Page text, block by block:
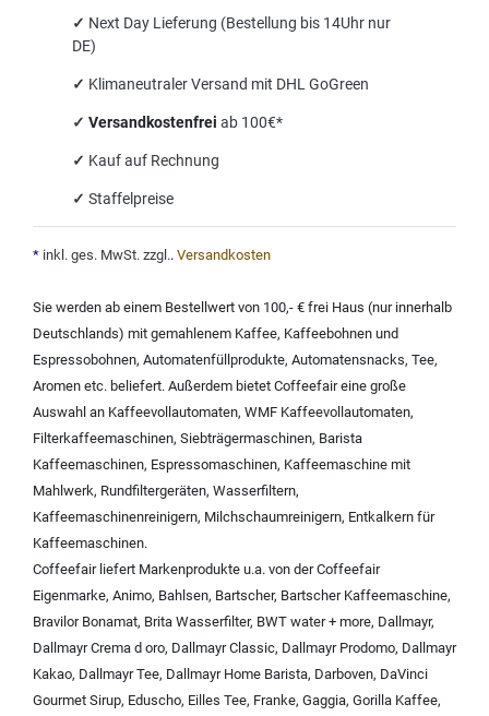
✓ Next Day Lieferung (Bestellung bis 14Uhr nur
DE)
✓ Klimaneutraler Versand mit DHL GoGreen
✓ Versandkostenfrei ab 100€*
✓ Kauf auf Rechnung
✓ Staffelpreise
* inkl. ges. MwSt. zzgl.. Versandkosten
Sie werden ab einem Bestellwert von 100,- € frei Haus (nur innerhalb
Deutschlands) mit gemahlenem Kaffee, Kaffeebohnen und
Espressobohnen, Automatenfüllprodukte, Automatensnacks, Tee,
Aromen etc. beliefert. Außerdem bietet Coffeefair eine große
Auswahl an Kaffeevollautomaten, WMF Kaffeevollautomaten,
Filterkaffeemaschinen, Siebträgermaschinen, Barista
Kaffeemaschinen, Espressomaschinen, Kaffeemaschine mit
Mahlwerk, Rundfiltergeräten, Wasserfiltern,
Kaffeemaschinenreinigern, Milchschaumreinigern, Entkalkern für
Kaffeemaschinen.
Coffeefair liefert Markenprodukte u.a. von derCoffeefair
Eigenmarke, Animo, Bahlsen, Bartscher, Bartscher Kaffeemaschine,
Bravilor Bonamat, Brita Wasserfilter, BWT water + more, Dallmayr,
Dallmayr Crema d oro, Dallmayr Classic, Dallmayr Prodomo, Dallmayr
Kakao, Dallmayr Tee, Dallmayr Home Barista, Darboven, DaVinci
Gourmet Sirup, Eduscho, Eilles Tee, Franke, Gaggia, Gorilla Kaffee,